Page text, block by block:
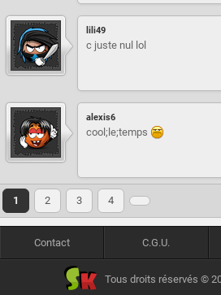
lili49
c juste nul lol
alexis6
cool;le;temps
1 2 3 4
Contact C.G.U.
Tous droits réservés ©